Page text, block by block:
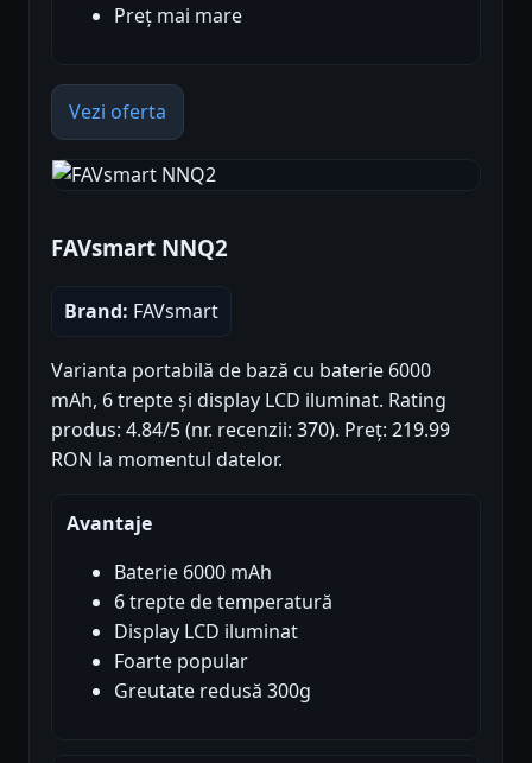
Preț mai mare
Vezi oferta
FAVsmart NNQ2
Brand: FAVsmart
Varianta portabilă de bază cu baterie 6000
mAh, 6 trepte și display LCD iluminat. Rating
produs: 4.84/5 (nr. recenzii: 370). Preț: 219.99
RON la momentul datelor.
Avantaje
Baterie 6000 mAh
6 trepte de temperatură
Display LCD iluminat
Foarte popular
Greutate redusă 300g